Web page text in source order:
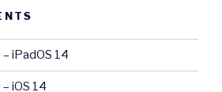
iPadOS 14
iOS 14